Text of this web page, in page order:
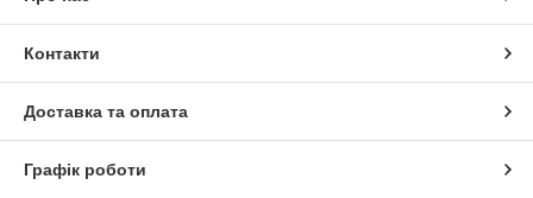
Контакти
Доставка та оплата
Графік роботи